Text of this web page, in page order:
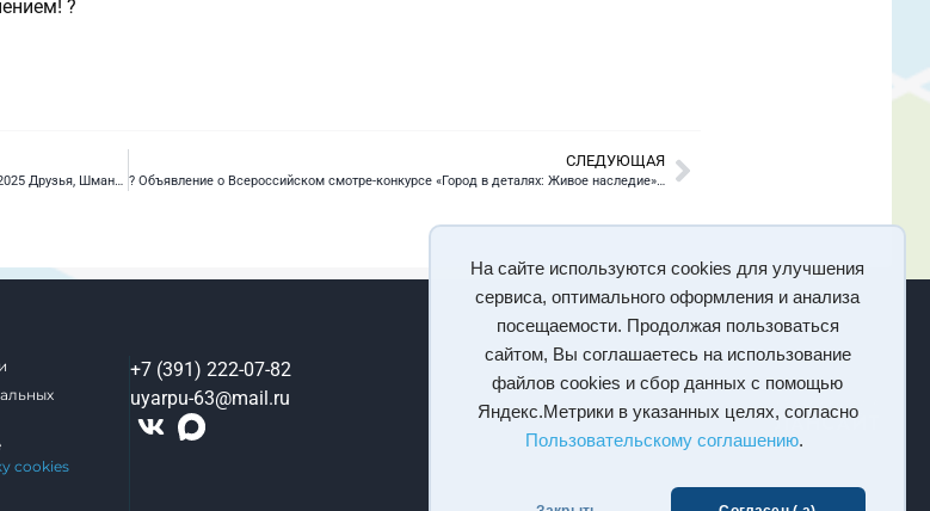
На сайте используются cookies для улучшения
сервиса, оптимального оформления и анализа
посещаемости. Продолжая пользоваться
сайтом, Вы соглашаетесь на использование
файлов cookies и сбор данных с помощью
Яндекс.Метрики в указанных целях, согласно
Пользовательскому соглашению.
?
Медиацентр техникума участвует в конкурсе медиацентров СПО 2025 Друзья, Шмань Валерия победительница чемпионата «Профессионалы» делится впечатлениями!?
СЛЕДУЮЩАЯ
? Объявление о Всероссийском смотре-конкурсе «Город в деталях: Живое наследие» ?
cookies
+7 (391) 222-07-82
uyarpu-63@mail.ru